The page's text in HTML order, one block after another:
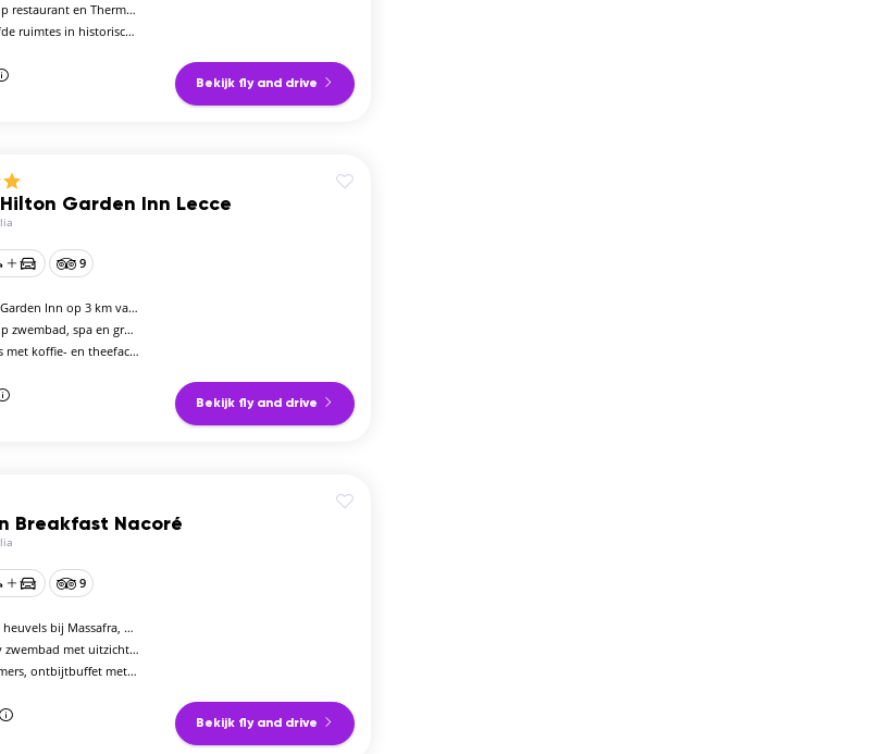
en Thermarium Spa
in historisch stenen palazzo
Bekijk fly and drive
Garden Inn Lecce
9
Inn op 3 km van centrum Lecce
spa en gratis shuttle centrum
koffie- en theefaciliteiten
Bekijk fly and drive
Breakfast Nacoré
9
bij Massafra, Zuid-Puglia
met uitzicht over heuvelland
ontbijtbuffet met lokale producten
Bekijk fly and drive